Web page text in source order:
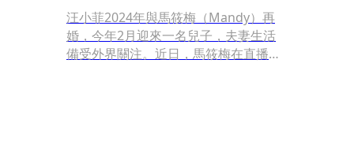
汪小菲2024年與馬筱梅（Mandy）再
婚，今年2月迎來一名兒子，夫妻生活
備受外界關注。近日，馬筱梅在直播中